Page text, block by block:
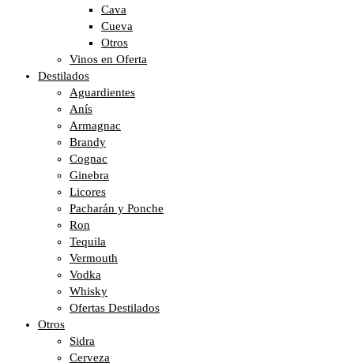
Cava
Cueva
Otros
Vinos en Oferta
Destilados
Aguardientes
Anís
Armagnac
Brandy
Cognac
Ginebra
Licores
Pacharán y Ponche
Ron
Tequila
Vermouth
Vodka
Whisky
Ofertas Destilados
Otros
Sidra
Cerveza